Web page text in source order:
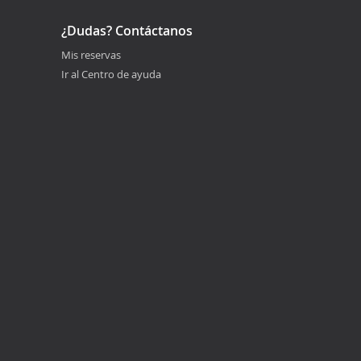
¿Dudas? Contáctanos
Mis reservas
Ir al Centro de ayuda